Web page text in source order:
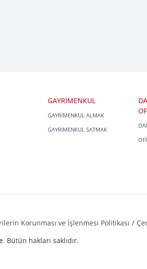
GAYRİMENKUL
GAYRİMENKUL ALMAK
GAYRİMENKUL SATMAK
Korunması ve İşlenmesi Politikası
. Bütün hakları saklıdır.